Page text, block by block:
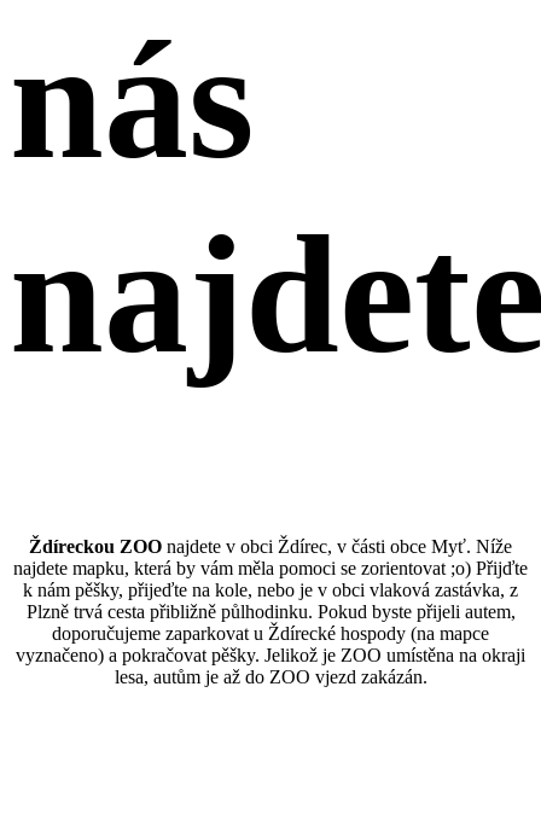
nás
Ždíreckou ZOO najdete v obci Ždírec, v části obce Myť. Níže
najdete mapku, která by vám měla pomoci se zorientovat ;o) Přijďte
k nám pěšky, přijeďte na kole, nebo je v obci vlaková zastávka, z
Plzně trvá cesta přibližně půlhodinku. Pokud byste přijeli autem,
doporučujeme zaparkovat u Ždírecké hospody (na mapce
vyznačeno) a pokračovat pěšky. Jelikož je ZOO umístěna na okraji
lesa, autům je až do ZOO vjezd zakázán.